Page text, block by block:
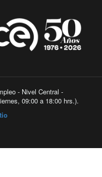
- Nivel Central -
09:00 a 18:00 hrs.).